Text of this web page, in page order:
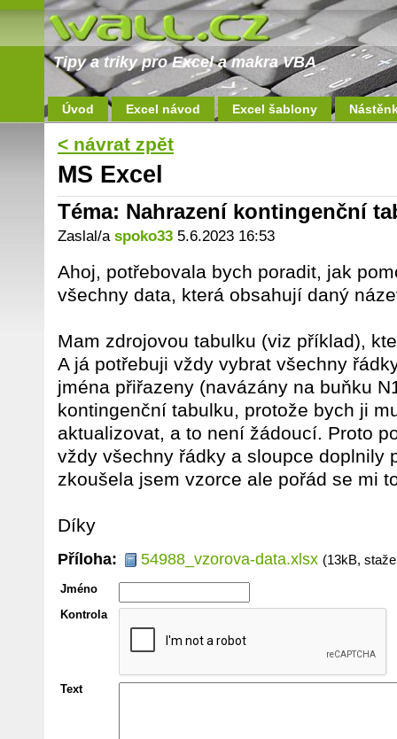
Tipy a triky pro Excel a makra VBA
Úvod Excel návod Excel šablony
< návrat zpět
MS Excel
Téma: Nahrazení kontingenční
Zaslal/a spoko33 5.6.2023 16:53
Ahoj, potřebovala bych poradit, jak
všechny data, která obsahují daný
Mam zdrojovou tabulku (viz příklad),
A já potřebuji vždy vybrat všechny
jména přiřazeny (navázány na buňku
kontingenční tabulku, protože bych ji
aktualizovat, a to není žádoucí. Proto
vždy všechny řádky a sloupce doplnily
zkoušela jsem vzorce ale pořád se mi
Díky
Příloha: 54988_vzorova-data.xlsx (13kB,
Jméno
Kontrola
Text